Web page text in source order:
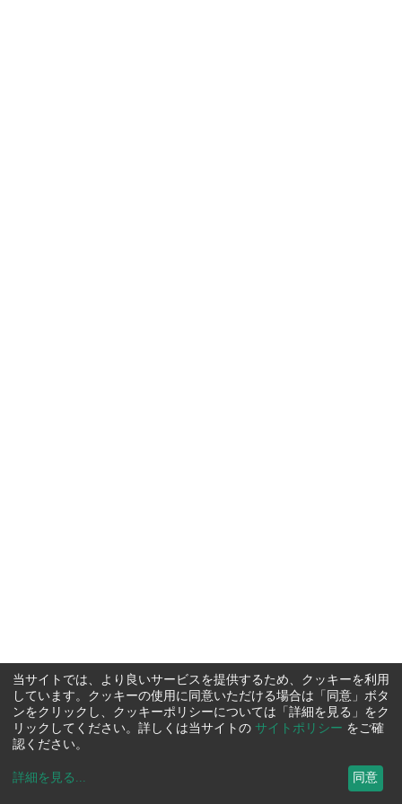
当サイトでは、より良いサービスを提供するため、クッキーを利用
しています。クッキーの使用に同意いただける場合は「同意」ボタ
ンをクリックし、クッキーポリシーについては「詳細を見る」をク
リックしてください。詳しくは当サイトの サイトポリシー をご確
認ください。
詳細を見る ... 同意